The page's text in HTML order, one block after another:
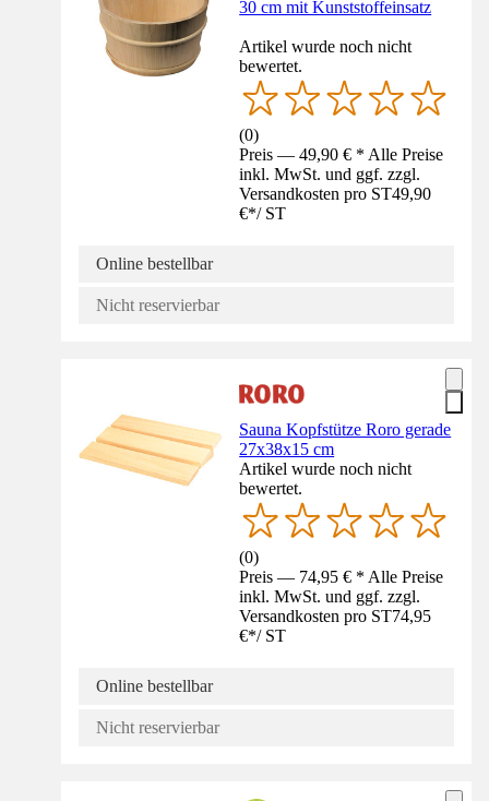
30 cm mit Kunststoffeinsatz
Artikel wurde noch nicht
bewertet.
(0)
Preis — 49,90 € * Alle Preise
inkl. MwSt. und ggf. zzgl.
Versandkosten pro ST49,90
€*/ ST
Online bestellbar
Nicht reservierbar
Sauna Kopfstütze Roro gerade
27x38x15 cm
Artikel wurde noch nicht
bewertet.
(0)
Preis — 74,95 € * Alle Preise
inkl. MwSt. und ggf. zzgl.
Versandkosten pro ST74,95
€*/ ST
Online bestellbar
Nicht reservierbar